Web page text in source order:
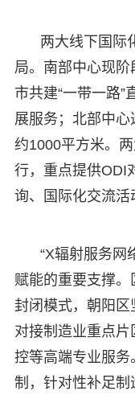
两大线下国际
局。南部中心现
市共建“一带一路
展服务；北部中
约1000平方米。
行，重点提供ODI
询、国际化交流活
“X辐射服务网
赋能的重要支撑。
封闭模式，朝阳
对接制造业重点
控等高端专业服
制，针对性补足